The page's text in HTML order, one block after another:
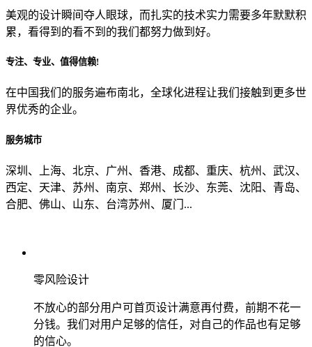
目前主要的营销渠道是？
美观的设计瞬间夺人眼球，而扎实的技术实力需要多年默默积
累，看得到的看不到的我们都努力做到好。
专注、专业、值得信赖!
在中国我们的服务遍布南北，全球化进程让我们接触到更多世
界优秀的企业。
服务城市
深圳、上海、北京、广州、香港、成都、重庆、杭州、武汉、
西定、天津、苏州、南京、郑州、长沙、东莞、沈阳、青岛、
合肥、佛山、山东、台湾苏州、厦门...
零风险设计
不放心的部分用户可首页设计满意再付费，前期不花一
分钱。我们对用户足够的信任，对自己的作品也有足够
的信心。